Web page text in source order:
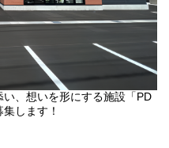
きます。
いいたします。
、想いを形にする施設「PD
します！